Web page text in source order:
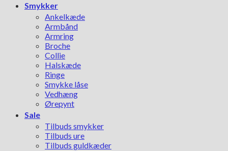
Smykker
Ankelkæde
Armbånd
Armring
Broche
Collie
Halskæde
Ringe
Smykke låse
Vedhæng
Ørepynt
Sale
Tilbuds smykker
Tilbuds ure
Tilbuds guldkæder